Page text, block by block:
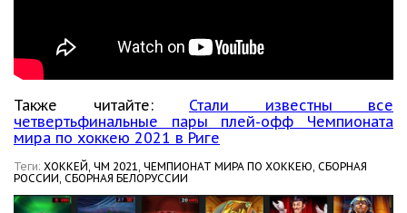
Также читайте: Стали известны все
четвертьфинальные пары плей-офф Чемпионата
мира по хоккею 2021 в Риге
Теги: ХОККЕЙ, ЧМ 2021, ЧЕМПИОНАТ МИРА ПО ХОККЕЮ, СБОРНАЯ
РОССИИ, СБОРНАЯ БЕЛОРУССИИ